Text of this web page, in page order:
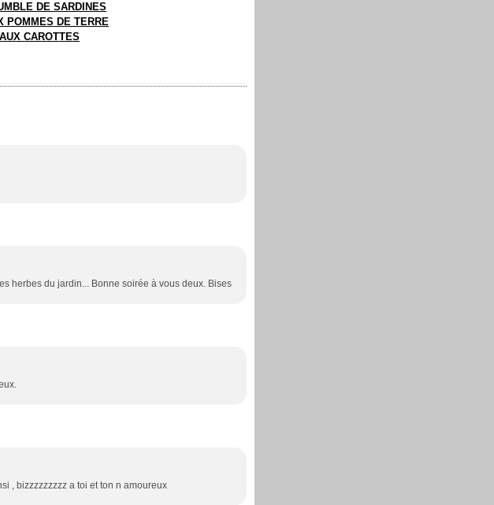
DE SARDINES
POMMES DE TERRE
CAROTTES
herbes du jardin... Bonne soirée à vous deux. Bises
, bizzzzzzzzz a toi et ton n amoureux